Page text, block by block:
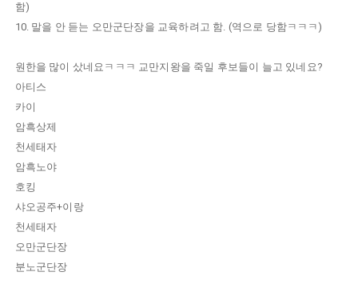
함)
10. 말을 안 듣는 오만군단장을 교육하려고 함. (역으로 당함ㅋㅋㅋ)
원한을 많이 샀네요ㅋㅋㅋ 교만지왕을 죽일 후보들이 늘고 있네요?
아티스
카이
암흑상제
천세태자
암흑노야
호킹
샤오공주+이랑
천세태자
오만군단장
분노군단장